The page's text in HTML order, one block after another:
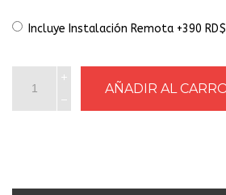
Incluye Instalación Remota +390 RD$